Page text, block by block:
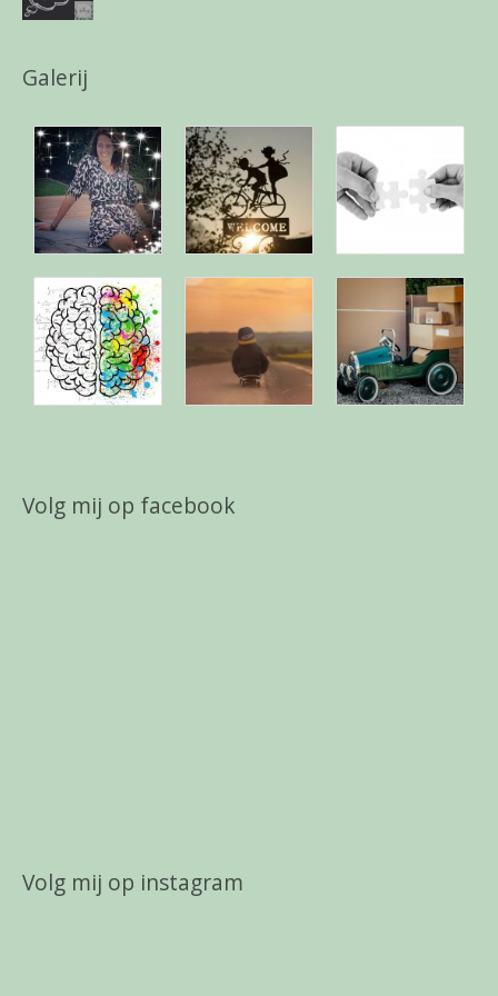
Galerij
Volg mij op facebook
Volg mij op instagram